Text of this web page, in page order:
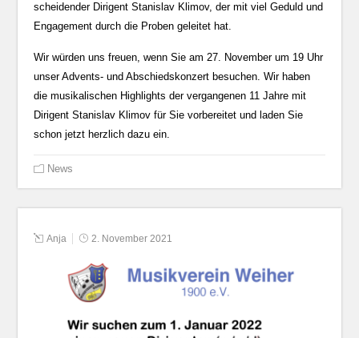
scheidender Dirigent Stanislav Klimov, der mit viel Geduld und
Engagement durch die Proben geleitet hat.
Wir würden uns freuen, wenn Sie am 27. November um 19 Uhr
unser Advents- und Abschiedskonzert besuchen. Wir haben
die musikalischen Highlights der vergangenen 11 Jahre mit
Dirigent Stanislav Klimov für Sie vorbereitet und laden Sie
schon jetzt herzlich dazu ein.
News
Anja 2. November 2021